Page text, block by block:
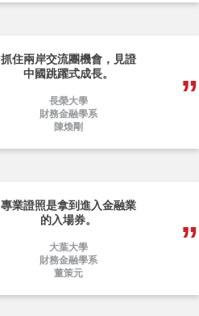
抓住兩岸交流團機會，見證
中國跳躍式成長。
長榮大學
財務金融學系
陳煥剛
專業證照是拿到進入金融業
的入場券。
大葉大學
財務金融學系
董策元